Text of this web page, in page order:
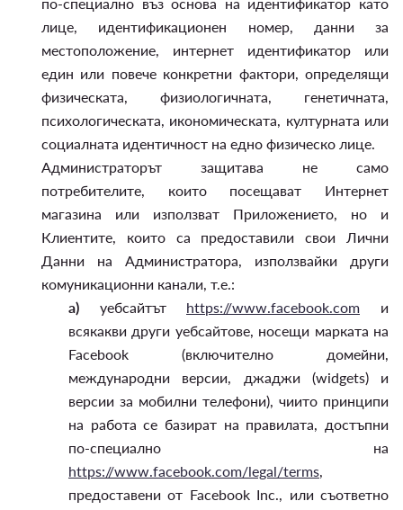
лице, идентификационен номер, данни за
местоположение, интернет идентификатор или
един или повече конкретни фактори, определящи
физическата, физиологичната, генетичната,
психологическата, икономическата, културната или
социалната идентичност на едно физическо лице.
Администраторът защитава не само
потребителите, които посещават Интернет
магазина или използват Приложението, но и
Клиентите, които са предоставили свои Лични
Данни на Администратора, използвайки други
комуникационни канали, т.е.:
а) уебсайтът https://www.facebook.com и
всякакви други уебсайтове, носещи марката на
Facebook (включително домейни,
международни версии, джаджи (widgets) и
версии за мобилни телефони), чиито принципи
на работа се базират на правилата, достъпни
по-специално на
https://www.facebook.com/legal/terms,
предоставени от Facebook Inc., или съответно